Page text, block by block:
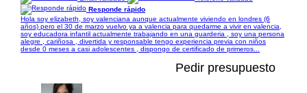
Responde rápido
Hola soy elizabeth, soy valenciana aunque actualmente viviendo en londres (6
años) pero el 30 de marzo vuelvo ya a valencia para quedarme a vivir en valencia,
soy educadora infantil actualmente trabajando en una guarderia , soy una persona
alegre , cariñosa , divertida y responsable tengo experiencia previa con niños
desde 0 meses a casi adolescentes , dispongo de certificado de primeros...
Pedir presupuesto